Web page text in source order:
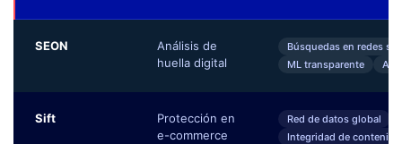
SEON
Análisis de
huella digital
Búsquedas en redes
ML transparente
Sift
Protección en
e-commerce
Red de datos global
Integridad de contenido